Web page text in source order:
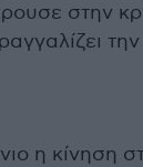
στην
η κίνηση